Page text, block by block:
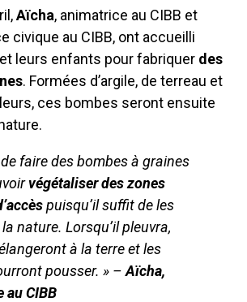
Aïcha, animatrice au CIBB et
civique au CIBB, ont accueilli
leurs enfants pour fabriquer des
. Formées d’argile, de terreau et
ces bombes seront ensuite
de faire des bombes à graines
végétaliser des zones
puisqu’il suffit de les
nature. Lorsqu’il pleuvra,
à la terre et les
pousser. » –Aïcha,
au CIBB